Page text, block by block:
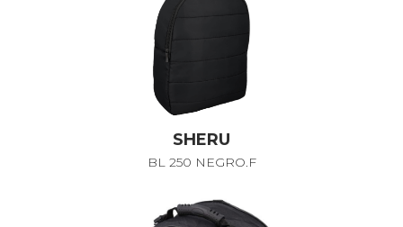
SHERU
BL 250 NEGRO.F